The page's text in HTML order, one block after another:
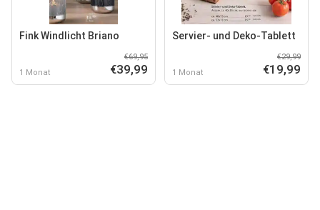
Fink Windlicht Briano
1 Monat
€69,95
€39,99
Servier- und Deko-Tablett
1 Monat
€29,99
€19,99